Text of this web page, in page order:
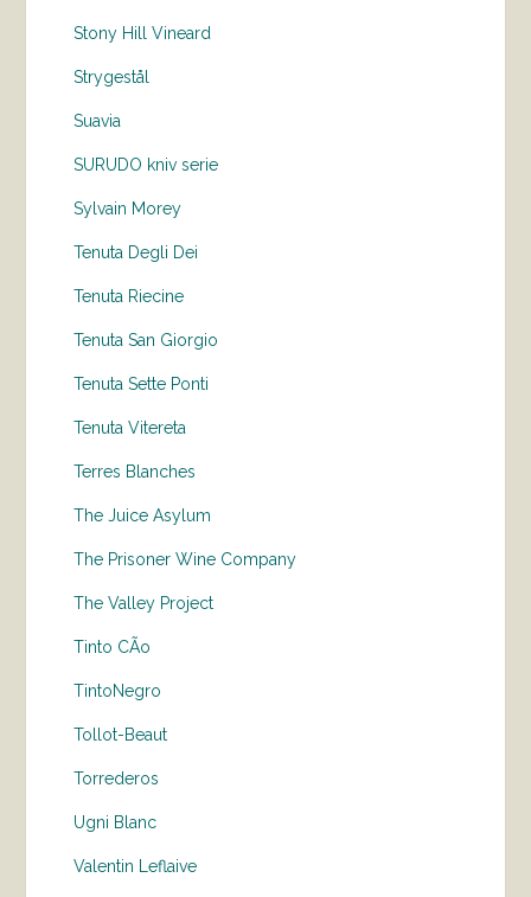
Stony Hill Vineard
Strygestål
Suavia
SURUDO kniv serie
Sylvain Morey
Tenuta Degli Dei
Tenuta Riecine
Tenuta San Giorgio
Tenuta Sette Ponti
Tenuta Vitereta
Terres Blanches
The Juice Asylum
The Prisoner Wine Company
The Valley Project
Tinto CÃo
TintoNegro
Tollot-Beaut
Torrederos
Ugni Blanc
Valentin Leflaive